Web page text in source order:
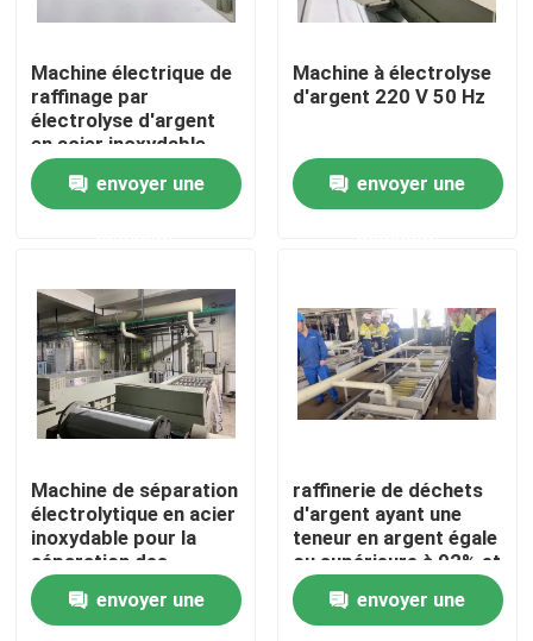
Produits
Au sujet de nous
Visite d'usine
Contactez-nous
Nouvelles
Machine de raffinage d'or
Machine de raffinage argentée
Équipement de raffinage de platine
Machine électrique de
raffinage par
électrolyse d'argent
en acier inoxydable
pour raffinerie
d'argentenvoyer une
Machine à électrolyse
d'argent 220 V 50 Hz
envoyer une
Machine de séparation
électrolytique en acier
inoxydable pour la
séparation des
métaux précieux
envoyer une
raffinerie de déchets
d'argent ayant une
teneur en argent égale
ou supérieure à 92% et
en cuivre égale ou
supérieure à 8%
envoyer une